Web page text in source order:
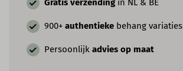
Gratis verzending in NL & BE
900+ authentieke behang variaties
Persoonlijk advies op maat